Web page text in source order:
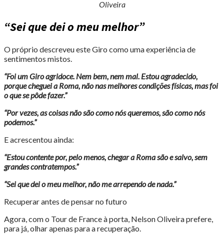
Oliveira
“Sei que dei o meu melhor”
O próprio descreveu este Giro como uma experiência de
sentimentos mistos.
“Foi um Giro agridoce. Nem bem, nem mal. Estou agradecido,
porque cheguei a Roma, não nas melhores condições físicas, mas foi
o que se pôde fazer.”
“Por vezes, as coisas não são como nós queremos, são como nós
podemos.”
E acrescentou ainda:
“Estou contente por, pelo menos, chegar a Roma são e salvo, sem
grandes contratempos.”
“Sei que dei o meu melhor, não me arrependo de nada.”
Recuperar antes de pensar no futuro
Agora, com o Tour de France à porta, Nelson Oliveira prefere,
para já, olhar apenas para a recuperação.